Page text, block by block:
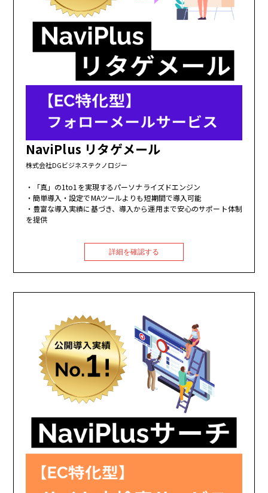
NaviPlus リタゲメール
株式会社DGビジネステクノロジー
「真」の1to1を実現するパーソナライズドエンジン
簡単導入・設定でMAツールよりも短期間で導入可能
豊富な導入実績に基づき、導入から運用まで安心のサポート体制
を提供
詳細を確認する